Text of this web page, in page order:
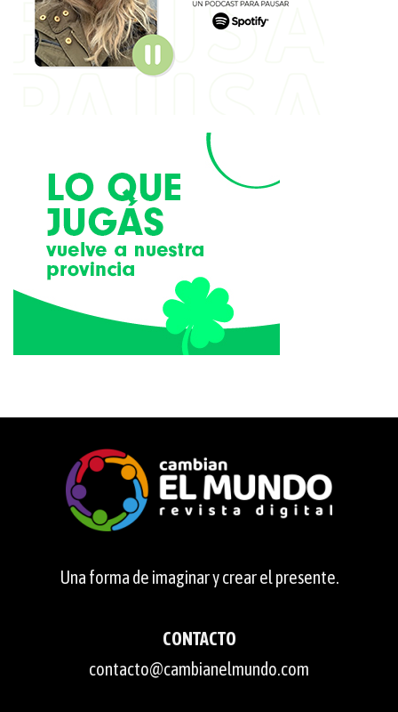
Una forma de imaginar y crear el presente.
CONTACTO
contacto@cambianelmundo.com